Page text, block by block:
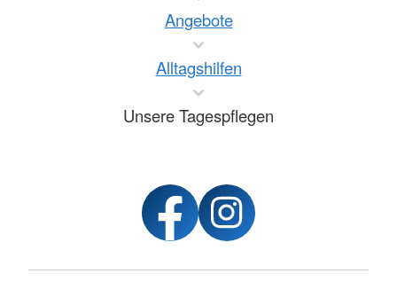
Angebote
Alltagshilfen
Unsere Tagespflegen